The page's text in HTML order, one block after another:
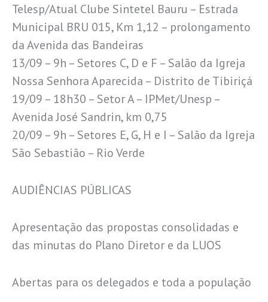
Telesp/Atual Clube Sintetel Bauru – Estrada
Municipal BRU 015, Km 1,12 – prolongamento
da Avenida das Bandeiras
13/09 – 9h – Setores C, D e F – Salão da Igreja
Nossa Senhora Aparecida – Distrito de Tibiriçá
19/09 – 18h30 – Setor A – IPMet/Unesp –
Avenida José Sandrin, km 0,75
20/09 – 9h – Setores E, G, H e I – Salão da Igreja
São Sebastião – Rio Verde
AUDIÊNCIAS PÚBLICAS
Apresentação das propostas consolidadas e
das minutas do Plano Diretor e da LUOS
Abertas para os delegados e toda a população